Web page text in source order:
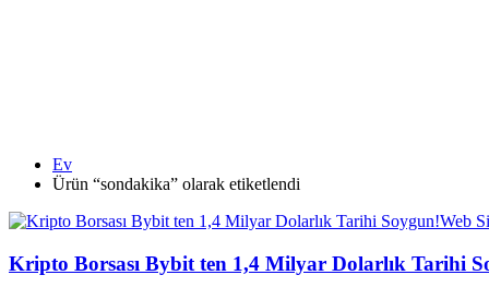
Ev
Ürün “sondakika” olarak etiketlendi
Web
Kripto Borsası Bybit ten 1,4 Milyar Dolarlık Tarihi